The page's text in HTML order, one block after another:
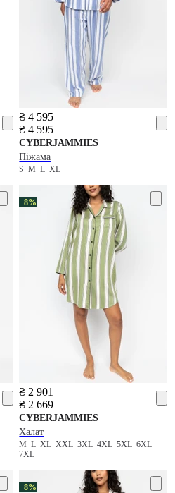
₴ 4 595
₴ 4 595
CYBERJAMMIES
Піжама
SMLXL
−8%
₴ 2 901
₴ 2 669
CYBERJAMMIES
Халат
MLXLXXL3XL4XL5XL6XL
7XL
−8%